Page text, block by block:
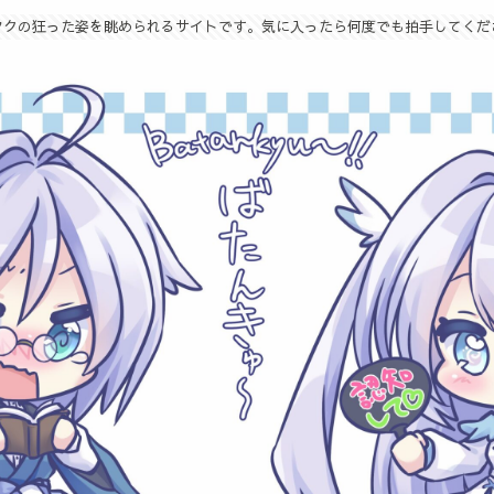
の狂った姿を眺められるサイトです。気に入ったら何度でも拍手してく